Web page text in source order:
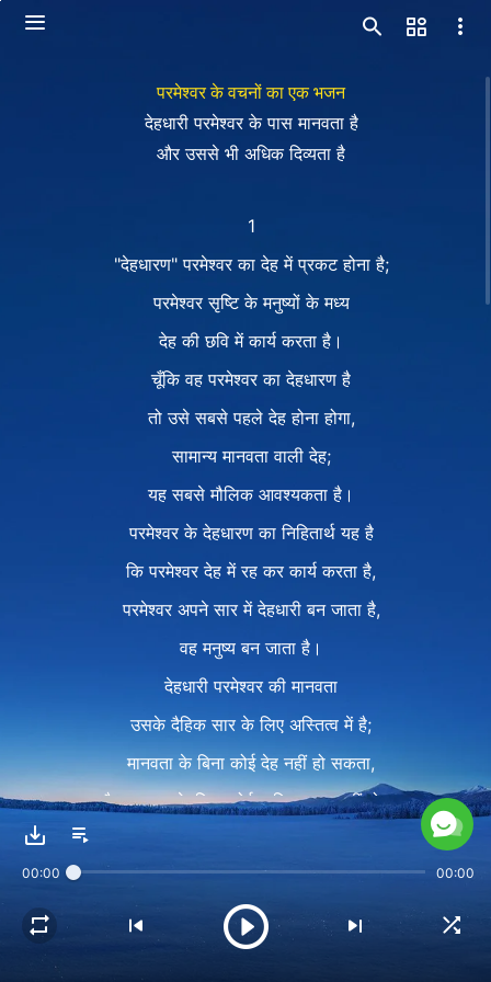
परमेश्वर के वचनों का एक भजन
देहधारी परमेश्वर के पास मानवता है
और उससे भी अधिक दिव्यता है
1
"देहधारण" परमेश्वर का देह में प्रकट होना है;
परमेश्वर सृष्टि के मनुष्यों के मध्य
देह की छवि में कार्य करता है।
चूँकि वह परमेश्वर का देहधारण है
तो उसे सबसे पहले देह होना होगा,
सामान्य मानवता वाली देह;
यह सबसे मौलिक आवश्यकता है।
परमेश्वर के देहधारण का निहितार्थ यह है
कि परमेश्वर देह में रह कर कार्य करता है,
परमेश्वर अपने सार में देहधारी बन जाता है,
वह मनुष्य बन जाता है।
देहधारी परमेश्वर की मानवता
उसके दैहिक सार के लिए अस्तित्व में है;
मानवता के बिना कोई देह नहीं हो सकता,
और मानवता के बिना कोई व्यक्ति मानव नहीं होता।
परमेश्वर के देहधारण का अंतर्भूत गुण है।
यह कहना कि "जब परमेश्वर देहधारी होता है
तो उसके पास केवल दिव्यता होती है, कोई मानवता नहीं,"
00:00 00:00